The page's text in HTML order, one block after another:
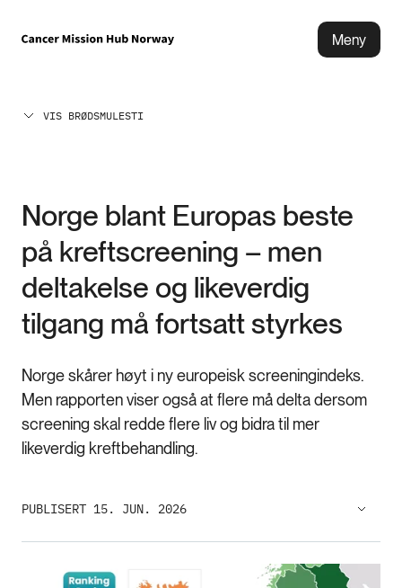
Meny
VIS BRØDSMULESTI
Norge blant Europas beste
på kreftscreening – men
deltakelse og likeverdig
tilgang må fortsatt styrkes
Norge skårer høyt i ny europeisk screeningindeks.
Men rapporten viser også at flere må delta dersom
screening skal redde flere liv og bidra til mer
likeverdig kreftbehandling.
PUBLISERT 15. JUN. 2026